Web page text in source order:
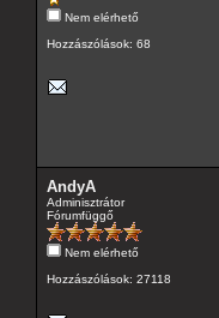
Nem elérhető
Hozzászólások: 68
AndyA
Adminisztrátor
Fórumfüggő
Nem elérhető
Hozzászólások: 27118